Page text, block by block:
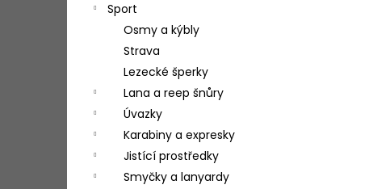
Sport
Osmy a kýbly
Strava
Lezecké šperky
Lana a reep šnůry
Úvazky
Karabiny a expresky
Jistící prostředky
Smyčky a lanyardy